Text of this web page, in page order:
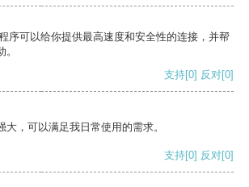
序可以给你提供最高速度和安全性的连接，并帮
支持[0] 反对[0]
，可以满足我日常使用的需求。
支持[0] 反对[0]